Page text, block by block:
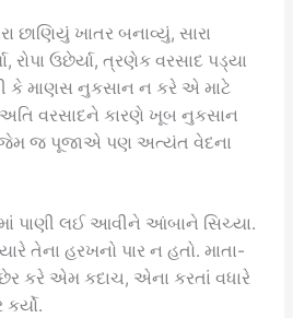
છાણિયું ખાતર બનાવ્યું, સારા
રોપા ઉછેર્યા, ત્રણેક વરસાદ પડ્યા
કે માણસ નુકસાન ન કરે એ માટે
અતિ વરસાદને કારણે ખૂબ નુકસાન
જેમ જ પૂજાએ પણ અત્યંત વેદના
પાણી લઈ આવીને આંબાને સિચ્યા.
તેના હરખનો પાર ન હતો. માતા-
કરે એમ કદાચ, એના કરતાં વધારે